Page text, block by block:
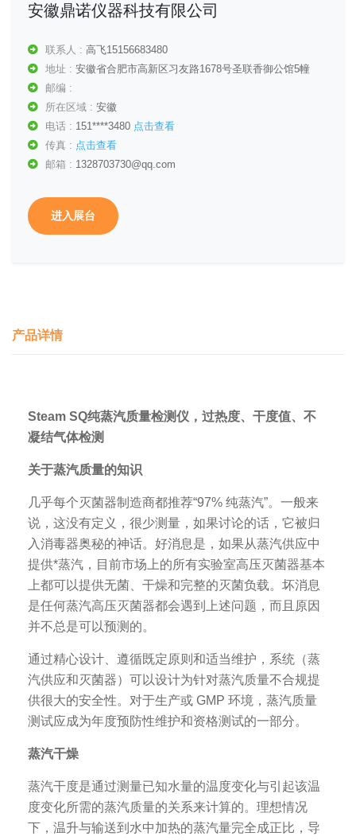
安徽鼎诺仪器科技有限公司
联系人 : 高飞15156683480
地址 : 安徽省合肥市高新区习友路1678号圣联香御公馆5幢
邮编 :
所在区域 : 安徽
电话 : 151****3480 点击查看
传真 : 点击查看
邮箱 : 1328703730@qq.com
进入展台
产品详情
Steam SQ纯蒸汽质量检测仪，过热度、干度值、不
凝结气体检测
关于蒸汽质量的知识
几乎每个灭菌器制造商都推荐“97% 纯蒸汽”。一般来
说，这没有定义，很少测量，如果讨论的话，它被归
入消毒器奥秘的神话。好消息是，如果从蒸汽供应中
提供*蒸汽，目前市场上的所有实验室高压灭菌器基本
上都可以提供无菌、干燥和完整的灭菌负载。坏消息
是任何蒸汽高压灭菌器都会遇到上述问题，而且原因
并不总是可以预测的。
通过精心设计、遵循既定原则和适当维护，系统（蒸
汽供应和灭菌器）可以设计为针对蒸汽质量不合规提
供很大的安全性。对于生产或 GMP 环境，蒸汽质量
测试应成为年度预防性维护和资格测试的一部分。
蒸汽干燥
蒸汽干度是通过测量已知水量的温度变化与引起该温
度变化所需的蒸汽质量的关系来计算的。理想情况
下，温升与输送到水中加热的蒸汽量完全成正比，导